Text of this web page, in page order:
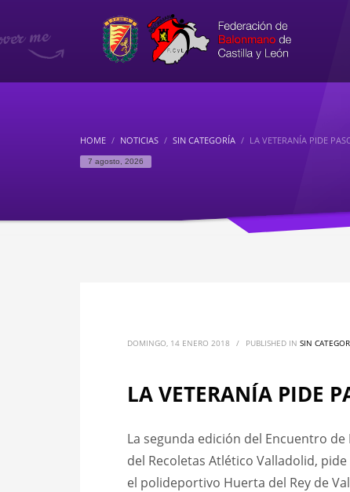
HOME NOTICIAS SIN CATEGORÍA LA VETERANÍA PIDE
7 agosto, 2026
DOMINGO, 14 ENERO 2018 / PUBLISHED IN SIN
LA VETERANÍA PIDE
La segunda edición del Encuentro
del Recoletas Atlético Valladolid,
el polideportivo Huerta del Rey de